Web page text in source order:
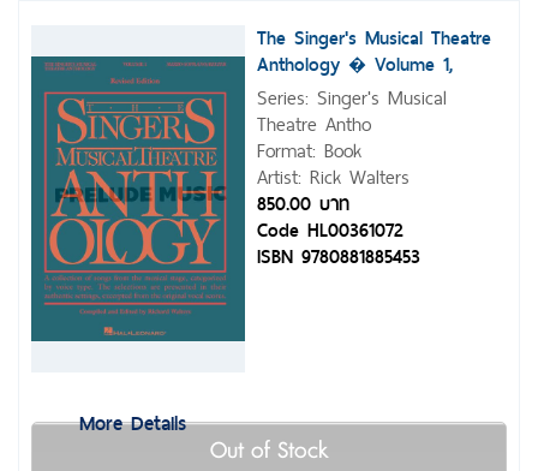
More Details
The Singer's Musical Theatre
Anthology � Volume 1,
Revised
Series: Singer's Musical
Theatre Antho
Format: Book
Artist: Rick Walters
850.00 บาท
Code HL00361072
ISBN 9780881885453
Out of Stock